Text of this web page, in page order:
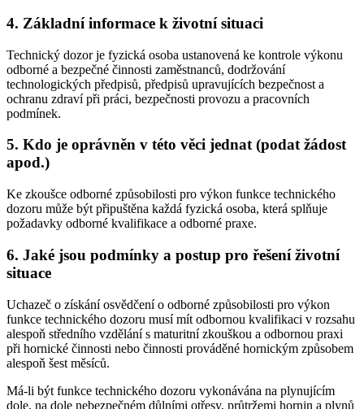
4. Základní informace k životní situaci
Technický dozor je fyzická osoba ustanovená ke kontrole výkonu
odborné a bezpečné činnosti zaměstnanců, dodržování
technologických předpisů, předpisů upravujících bezpečnost a
ochranu zdraví při práci, bezpečnosti provozu a pracovních
podmínek.
5. Kdo je oprávněn v této věci jednat (podat žádost
apod.)
Ke zkoušce odborné způsobilosti pro výkon funkce technického
dozoru může být připuštěna každá fyzická osoba, která splňuje
požadavky odborné kvalifikace a odborné praxe.
6. Jaké jsou podmínky a postup pro řešení životní
situace
Uchazeč o získání osvědčení o odborné způsobilosti pro výkon
funkce technického dozoru musí mít odbornou kvalifikaci v rozsahu
alespoň středního vzdělání s maturitní zkouškou a odbornou praxi
při hornické činnosti nebo činnosti prováděné hornickým způsobem
alespoň šest měsíců.
Má-li být funkce technického dozoru vykonávána na plynujícím
dole, na dole nebezpečném důlními otřesy, průtržemi hornin a plynů